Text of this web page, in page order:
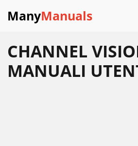
ManyManuals
CHANNEL
MANUALI